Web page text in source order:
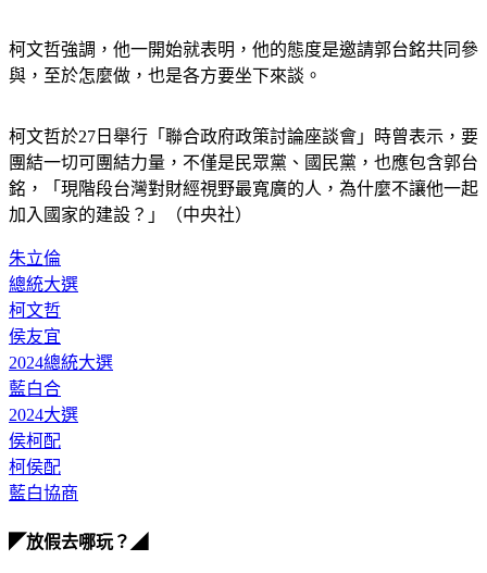
柯文哲強調，他一開始就表明，他的態度是邀請郭台銘共同參
與，至於怎麼做，也是各方要坐下來談。
柯文哲於27日舉行「聯合政府政策討論座談會」時曾表示，要
團結一切可團結力量，不僅是民眾黨、國民黨，也應包含郭台
銘，「現階段台灣對財經視野最寬廣的人，為什麼不讓他一起
加入國家的建設？」（中央社）
朱立倫
總統大選
柯文哲
侯友宜
2024總統大選
藍白合
2024大選
侯柯配
柯侯配
藍白協商
◤放假去哪玩？◢